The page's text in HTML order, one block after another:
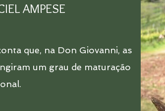
AMPESE
que, na Don Giovanni, as
um grau de maturação